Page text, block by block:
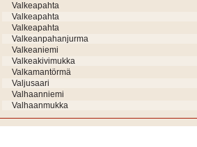
Valkeapahta
Valkeapahta
Valkeapahta
Valkeanpahanjurma
Valkeaniemi
Valkeakivimukka
Valkamantörmä
Valjusaari
Valhaanniemi
Valhaanmukka